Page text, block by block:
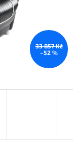
33 857 Kč
–52 %